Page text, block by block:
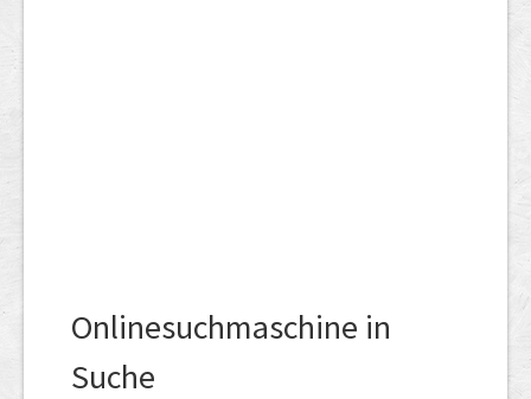
Onlinesuchmaschine in
Suche